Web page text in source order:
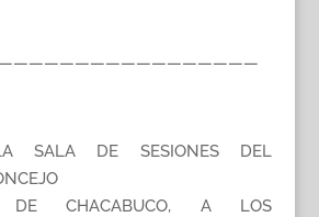
SALA DE SESIONES DEL
DE CHACABUCO, A LOS